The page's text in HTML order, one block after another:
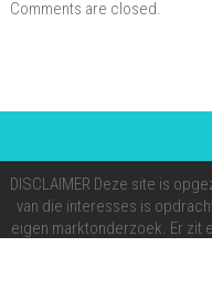
Comments are closed.
DISCLAIMER Deze site is
van die interesses is
eigen marktonderzoek. Er zit